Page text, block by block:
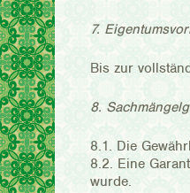
7.
Bis zur
8.
8.1. Die
8.2. Eine
wurde.